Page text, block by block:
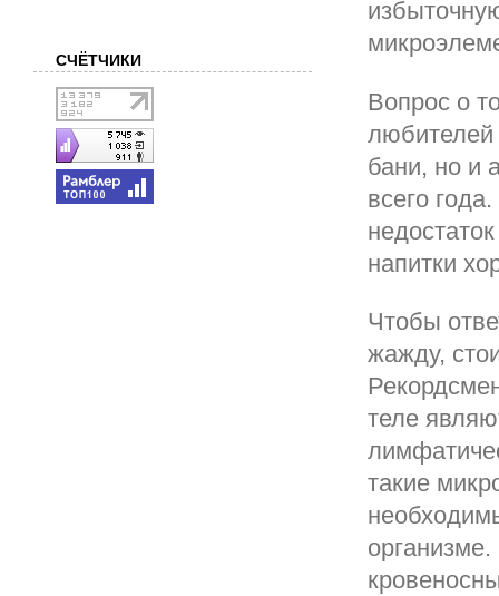
Вопрос о
любителей
бани, но и
всего
напитки
Чтобы
жажду,
теле
такие
СЧЁТЧИКИ